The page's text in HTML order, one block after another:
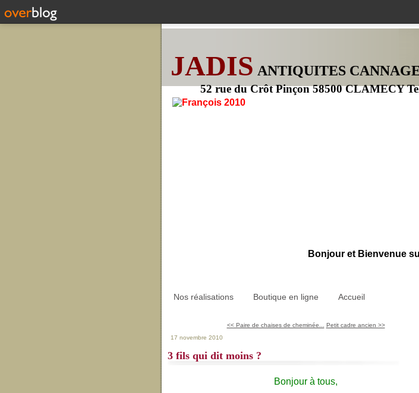
JADIS ANTIQUITES CANNAG
52 rue du Crôt Pinçon 58500 CLAMECY
Bonjour et Bienvenue
Nos réalisations Boutique en ligne Accueil
<< Paire de chaises de cheminée...
Petit cadre ancien >>
17 novembre 2010
3 fils qui dit moins ?
Bonjour à tous,